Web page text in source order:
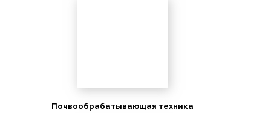
Почвообрабатывающая техника